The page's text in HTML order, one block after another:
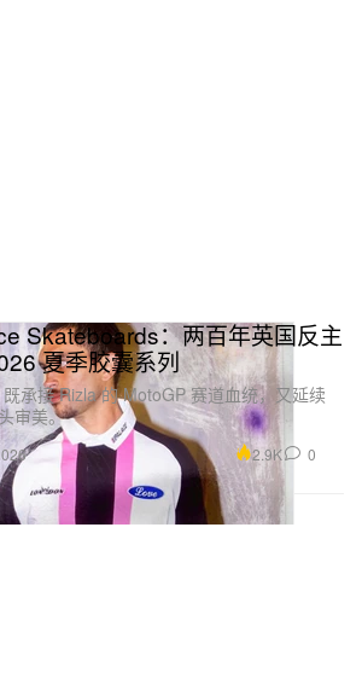
Skateboards：两百年英国反主
夏季胶囊系列
承接 Rizla 的 MotoGP 赛道血统，又延续
审美。
2.9K 0